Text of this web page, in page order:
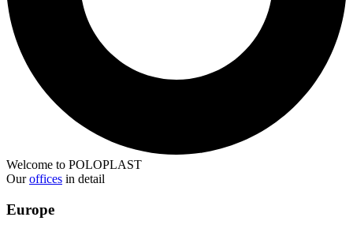
Welcome to POLOPLAST
Ouroffices in detail
Europe